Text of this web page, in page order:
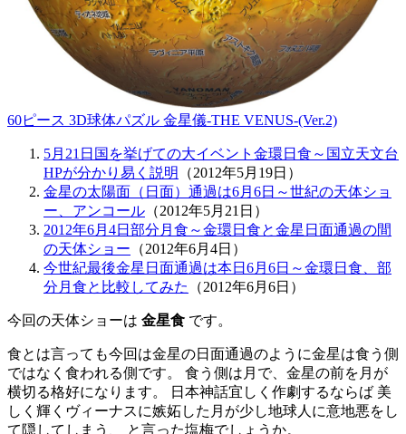
60ピース 3D球体パズル 金星儀-THE VENUS-(Ver.2)
5月21日国を挙げての大イベント金環日食～国立天文台
HPが分かり易く説明
（2012年5月19日）
金星の太陽面（日面）通過は6月6日～世紀の天体ショ
ー、アンコール （2012年5月21日）
2012年6月4日部分月食～金環日食と金星日面通過の間
の天体ショー （2012年6月4日）
今世紀最後金星日面通過は本日6月6日～金環日食、部
分月食と比較してみた
（2012年6月6日）
今回の天体ショーは 金星食 です。
食とは言っても今回は金星の日面通過のように金星は食う側
ではなく食われる側です。 食う側は月で、金星の前を月が
横切る格好になります。 日本神話宜しく作劇するならば 美
しく輝くヴィーナスに嫉妬した月が少し地球人に意地悪をし
て隠してしまう、 と言った塩梅でしょうか。